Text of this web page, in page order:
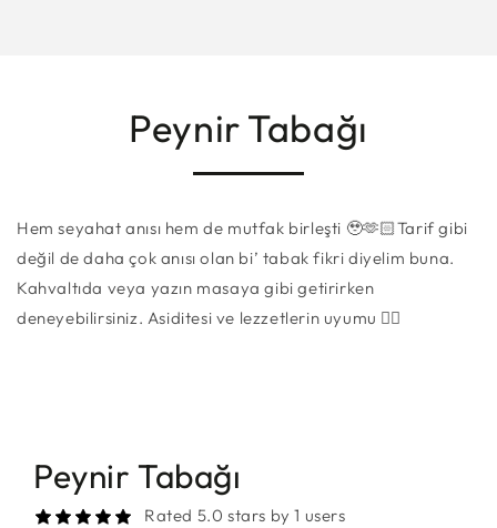
Peynir Tabağı
Hem seyahat anısı hem de mutfak birleşti 🥹🫶🏻Tarif gibi
değil de daha çok anısı olan bi’ tabak fikri diyelim buna.
Kahvaltıda veya yazın masaya gibi getirirken
deneyebilirsiniz. Asiditesi ve lezzetlerin uyumu 👌🏻
Peynir Tabağı
Rated 5.0 stars by 1 users